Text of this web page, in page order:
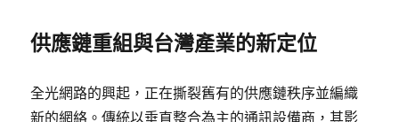
供應鏈重組與台灣產業的新定位
全光網路的興起，正在撕裂舊有的供應鏈秩序並編織
新的網絡。傳統以垂直整合為主的通訊設備商，其影